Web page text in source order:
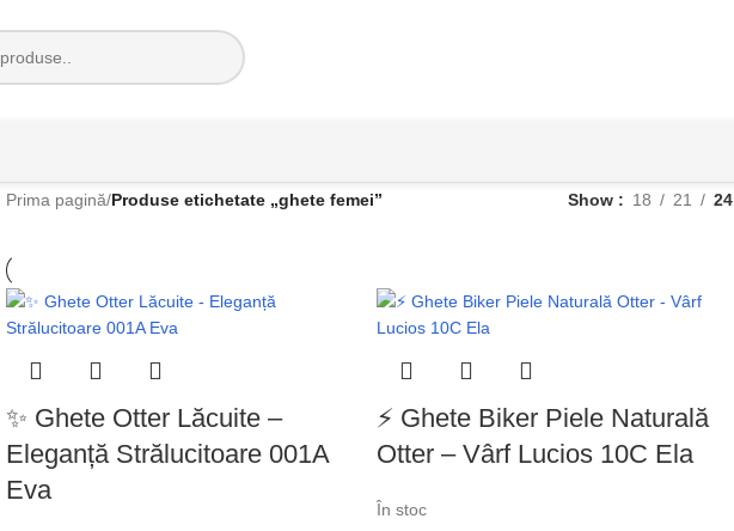
🎉OFERTĂ SPECIALĂ: 🚚 Transport
Prima pagină/Produse etichetate „ghete femei” Show 18 21 24
✨ Ghete Otter Lăcuite –
Eleganță Strălucitoare 001A
Eva
⚡ Ghete Biker Piele Naturală
Otter – Vârf Lucios 10C Ela
În stoc